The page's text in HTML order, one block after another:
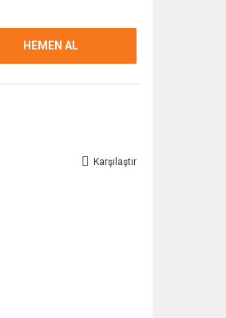
HEMEN AL
Karşılaştır